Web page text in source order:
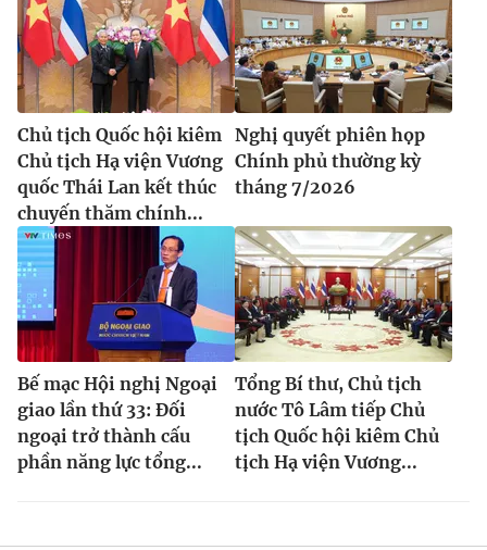
Chủ tịch Quốc hội kiêm
Chủ tịch Hạ viện Vương
quốc Thái Lan kết thúc
chuyến thăm chính...
Nghị quyết phiên họp
Chính phủ thường kỳ
tháng 7/2026
Bế mạc Hội nghị Ngoại
giao lần thứ 33: Đối
ngoại trở thành cấu
phần năng lực tổng...
Tổng Bí thư, Chủ tịch
nước Tô Lâm tiếp Chủ
tịch Quốc hội kiêm Chủ
tịch Hạ viện Vương...